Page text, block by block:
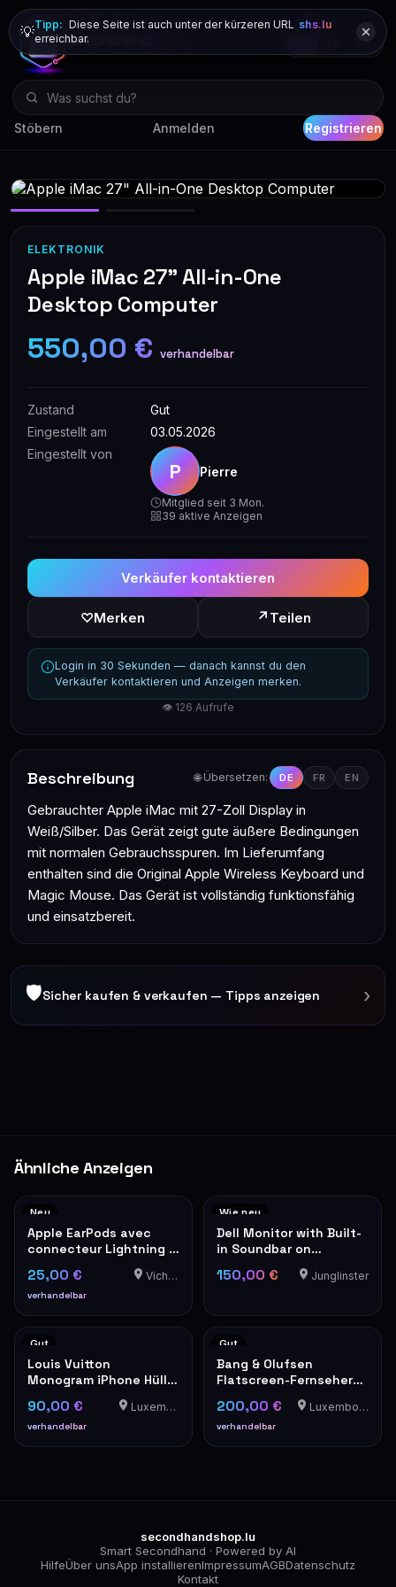
Stöbern Anmelden Registrieren
💡Tipp: Diese Seite ist auch unter der kürzeren URL shs.lu
erreichbar.
ELEKTRONIK
Apple iMac 27" All-in-One
Desktop Computer
550,00 € verhandelbar
Zustand
Gut
Eingestellt am
03.05.2026
Eingestellt von
P Pierre
Mitglied seit 3 Mon.
39 aktive Anzeigen
Verkäufer kontaktieren
♡Merken ↗ Teilen
Login in 30 Sekunden — danach kannst du den
Verkäufer kontaktieren und Anzeigen merken.
👁 126 Aufrufe
Beschreibung 🌐 Übersetzen: DE FR EN
Gebrauchter Apple iMac mit 27-Zoll Display in
Weiß/Silber. Das Gerät zeigt gute äußere Bedingungen
mit normalen Gebrauchsspuren. Im Lieferumfang
enthalten sind die Original Apple Wireless Keyboard und
Magic Mouse. Das Gerät ist vollständig funktionsfähig
und einsatzbereit.
🛡Sicher kaufen & verkaufen — Tipps anzeigen ›
Ähnliche Anzeigen
Neu
Apple EarPods avec
connecteur Lightning –
25,00 €
verhandelbar
Vichten
Wie neu
Dell Monitor with Built-
in Soundbar on
Adjustable Stand
150,00 € Junglinster
Gut
Louis Vuitton
Monogram iPhone Hülle
90,00 €
verhandelbar
Luxembourg
Gut
Bang & Olufsen
Flatscreen-Fernseher
mit rotem Lautsprecher
200,00 €
verhandelbar
Luxembourg-Cents
secondhandshop.lu
Smart Secondhand · Powered by AI
HilfeÜber unsApp installierenImpressumAGBDatenschutz
Kontakt